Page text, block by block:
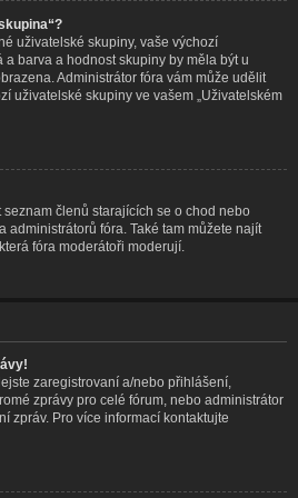
uživatelské skupiny, vaše výchozí
barva a hodnost skupiny by měla být u
Administrátor fóra vám může udělit
uživatelské skupiny ve vašem „Uživatelském
členů starajících se o chod nebo
administrátorů fóra. Také tam můžete najít
fóra moderátoři moderují.
zaregistrovaní a/nebo přihlášení,
zprávy pro celé fórum, nebo administrátor
zpráv. Pro více informací kontaktujte